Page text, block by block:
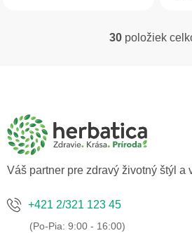
O
p
r
30položiek
Váš partner pre zdravý životný štýl a
+421 2/321 123 45